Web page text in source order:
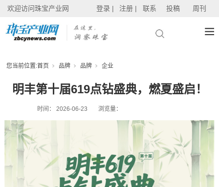
欢迎访问珠宝产业网 登录 | 注册 | 联系 投稿 周刊
您当前位置:首页 品牌 品牌 企业
明丰第十届619点钻盛典，燃夏盛启！
时间： 2026-06-23 浏览量：